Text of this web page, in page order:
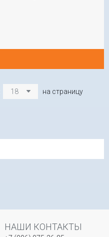
18 на страницу
НАШИ КОНТАКТЫ